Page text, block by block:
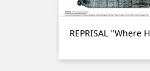
REPRISAL "Where